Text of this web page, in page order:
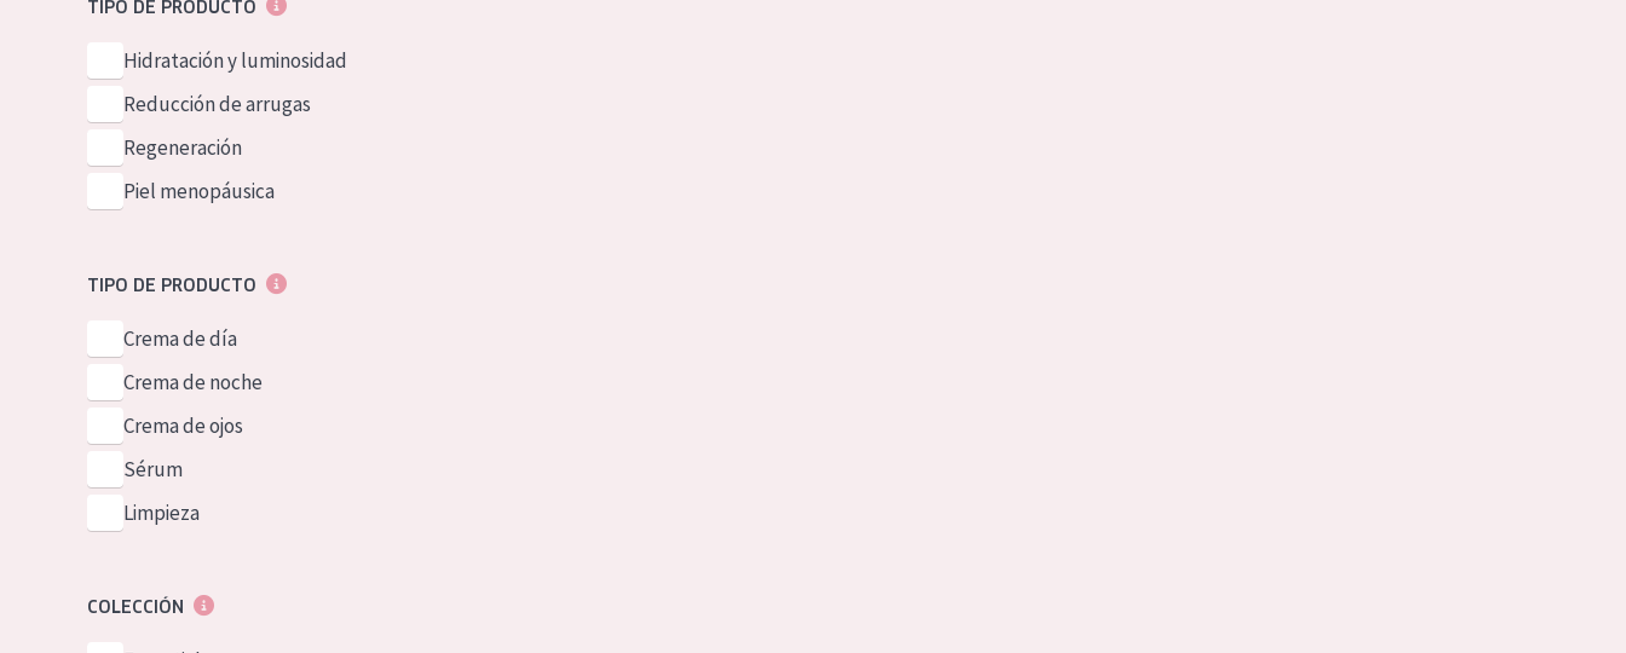
Spanish
Greek
TIPO DE PRODUCTO
Hidratación y luminosidad
Reducción de arrugas
Regeneración
Piel menopáusica
TIPO DE PRODUCTO
Crema de día
Crema de noche
Crema de ojos
Sérum
Limpieza
COLECCIÓN